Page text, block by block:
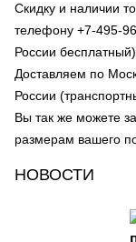
Скидку и наличии
телефону +7-495-
России бесплатный).
Доставляем по
России
Вы так же можете
размерам вашего
НОВОСТИ